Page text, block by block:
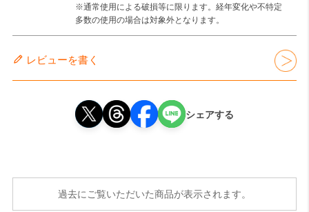
※通常使用による破損等に限ります。経年変化や不特定
多数の使用の場合は対象外となります。
レビューを書く
シェアする
過去にご覧いただいた商品が表示されます。